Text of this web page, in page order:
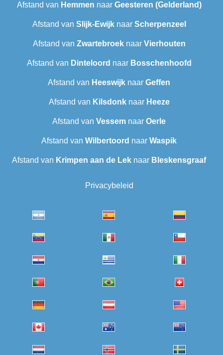
Afstand van Hemmen naar Geesteren (Gelderland)
Afstand van Slijk-Ewijknaar Scherpenzeel
Afstand van Zwartebroeknaar Vierhouten
Afstand van Dinteloord naar Bosschenhoofd
Afstand van Heeswijk naar Geffen
Afstand van Kilsdonknaar Heeze
Afstand van Vessem naar Oerle
Afstand van Wilbertoord naar Waspik
Afstand van Krimpen aan de Lek naar Bleskensgraaf
Privacybeleid